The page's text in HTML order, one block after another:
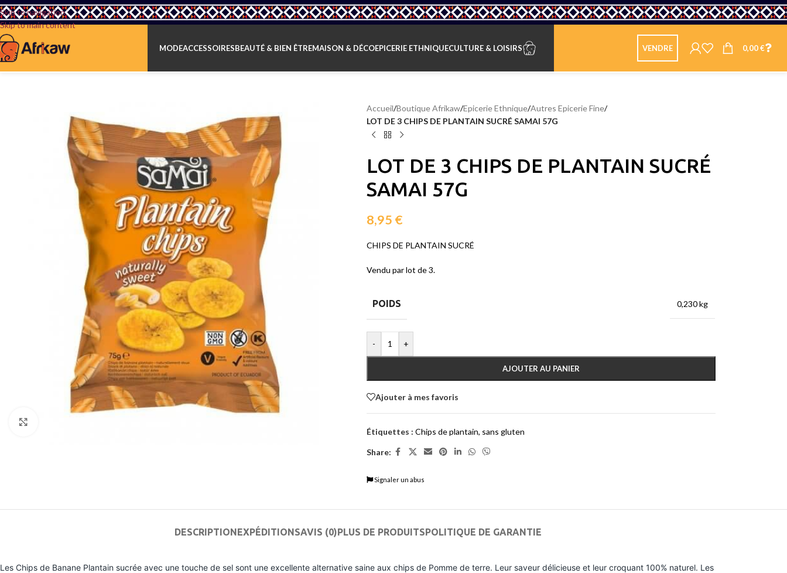
Skip to navigation
Skip to main content
MODEACCESSOIRESBEAUTÉ & BIEN ÊTREMAISON & DÉCOEPICERIE ETHNIQUECULTURE & LOISIRS VENDRE 0,00€
Accueil/Boutique Afrikaw/Epicerie Ethnique/Autres Epicerie Fine/
LOT DE 3 CHIPS DE PLANTAIN SUCRÉ SAMAI 57G
LOT DE 3 CHIPS DE PLANTAIN SUCRÉ
SAMAI 57G
8,95 €
CHIPS DE PLANTAIN SUCRÉ
Vendu par lot de 3.
POIDS 0,230 kg
- +
AJOUTER AU PANIER
Ajouter à mes favoris
Étiquettes : Chips de plantain, sans gluten
Share:
Signaler un abus
DESCRIPTIONEXPÉDITIONSAVIS (0)PLUS DE PRODUITSPOLITIQUE DE GARANTIE
Les Chips de Banane Plantain sucrée avec une touche de sel sont une excellente alternative saine aux chips de Pomme de terre. Leur saveur délicieuse et leur croquant 100% naturel. Les